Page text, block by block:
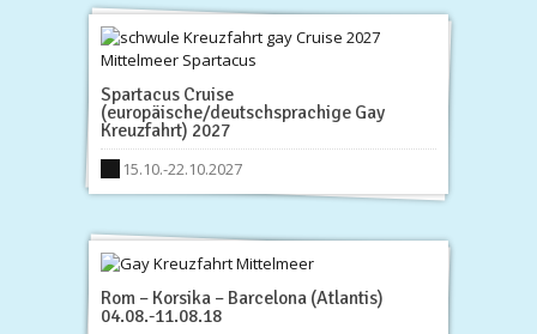
Spartacus Cruise
(europäische/deutschsprachige Gay
Kreuzfahrt) 2027
15.10.-22.10.2027
Rom – Korsika – Barcelona (Atlantis)
04.08.-11.08.18